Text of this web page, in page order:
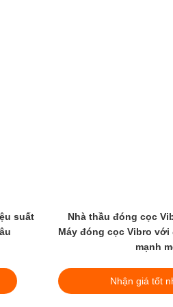
Xây dựng cải tạo đất Thiết bị
426 mm Đường kính 1450 vòng /
Nhận giá tốt nhất